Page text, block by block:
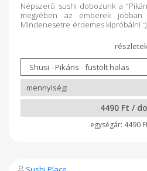
Népszerű sushi dobozunk a
megyében az emberek
Mindenesetre érdemes kipróbálni
majonéz különleges chili
Minden dobozt rendelés alapján
Kosár Közösség vásárlói számára!
4490 Ft /
4490